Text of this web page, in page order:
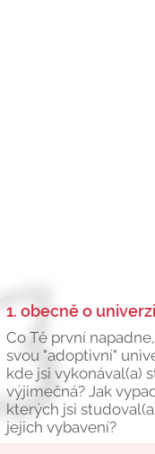
1. obecně o
Co Tě první
svou "adoptivní"
kde jsi vykonával(a)
výjimečná? Jak
kterých jsi
jejich vybavení?